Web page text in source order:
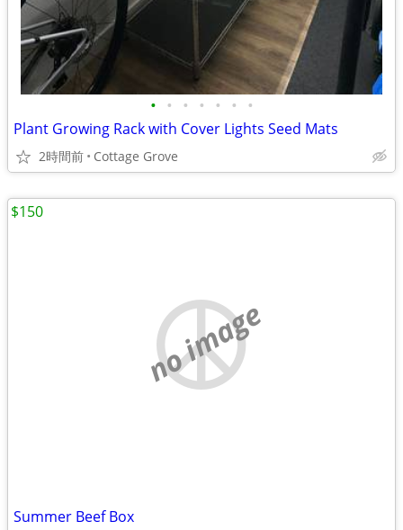
• • • • • • •
Plant Growing Rack with Cover Lights Seed Mats
2時間前 Cottage Grove
no image
Summer Beef Box
$150